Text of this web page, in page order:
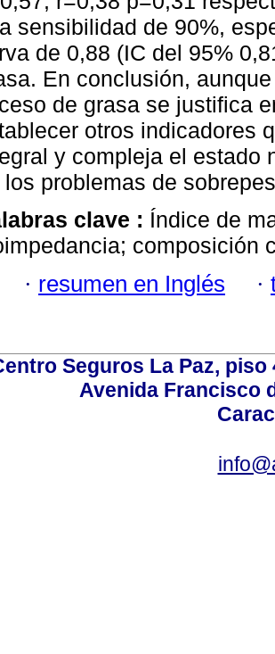
sensibilidad de 90%,
de 0,88 (IC del 95%
En conclusión,
de grasa se justifica
otros indicadores
y compleja el estado
los problemas de
clave : Índice de
composición
· resumen en Inglés ·
Seguros La Paz,
Avenida Francisco